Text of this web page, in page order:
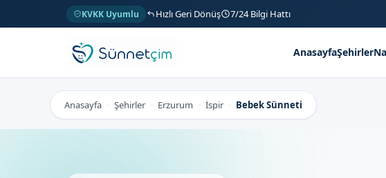
KVKK Uyumlu Hızlı Geri Dönüş 7/24 Bilgi Hattı
AnasayfaŞehirler
Anasayfa > Şehirler > Erzurum > İspir > Bebek Sünneti